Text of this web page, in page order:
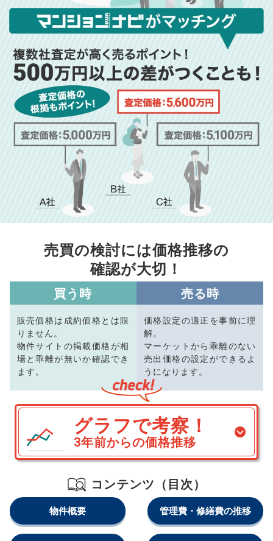
売買の検討には価格推移の
確認が大切！
買う時
販売価格は成約価格とは限
りません。
物件サイトの掲載価格が相
場と乖離が無いか確認でき
ます。
売る時
価格設定の適正を事前に理
解。
マーケットから乖離のない
売出価格の設定ができるよ
うになります。
グラフで考察！
3年前からの価格推移
コンテンツ（目次）
物件概要 管理費・修繕費の推移